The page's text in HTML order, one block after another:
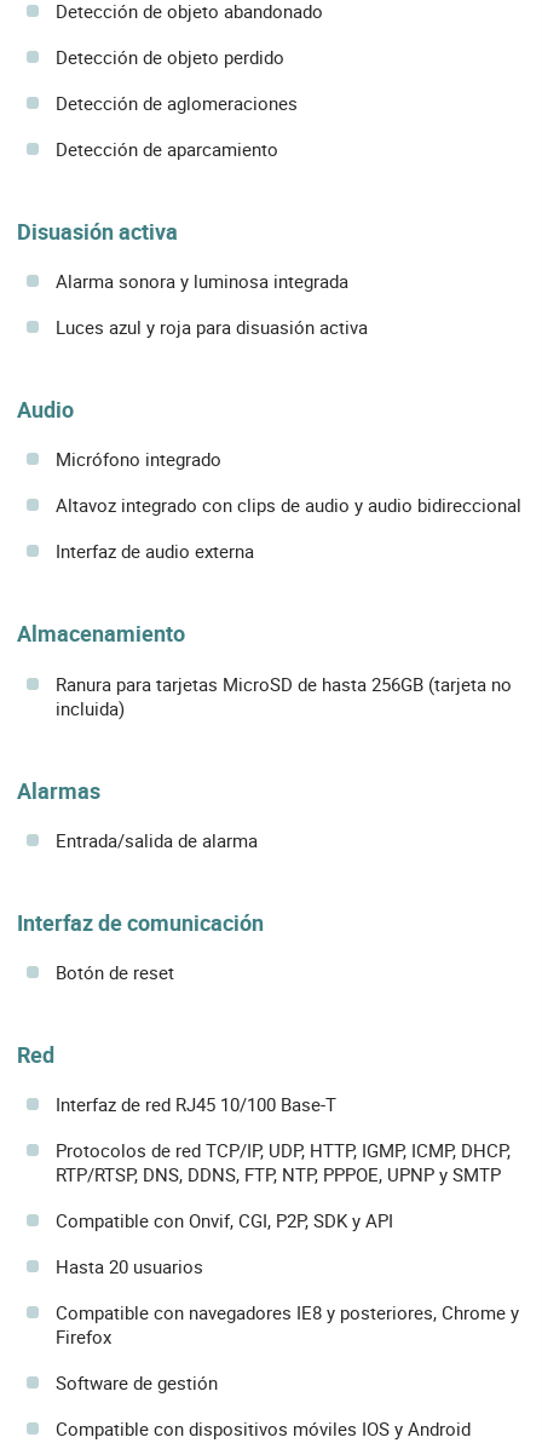
Detección de objeto abandonado
Detección de objeto perdido
Detección de aglomeraciones
Detección de aparcamiento
Disuasión activa
Alarma sonora y luminosa integrada
Luces azul y roja para disuasión activa
Audio
Micrófono integrado
Altavoz integrado con clips de audio y audio bidireccional
Interfaz de audio externa
Almacenamiento
Ranura para tarjetas MicroSD de hasta 256GB (tarjeta no
incluida)
Alarmas
Entrada/salida de alarma
Interfaz de comunicación
Botón de reset
Red
Interfaz de red RJ45 10/100 Base-T
Protocolos de red TCP/IP, UDP, HTTP, IGMP, ICMP, DHCP,
RTP/RTSP, DNS, DDNS, FTP, NTP, PPPOE, UPNP y SMTP
Compatible con Onvif, CGI, P2P, SDK y API
Hasta 20 usuarios
Compatible con navegadores IE8 y posteriores, Chrome y
Firefox
Software de gestión
Compatible con dispositivos móviles IOS y Android